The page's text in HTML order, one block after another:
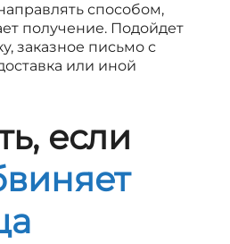
способом,
получение. Подойдет
заказное письмо с
или иной
если